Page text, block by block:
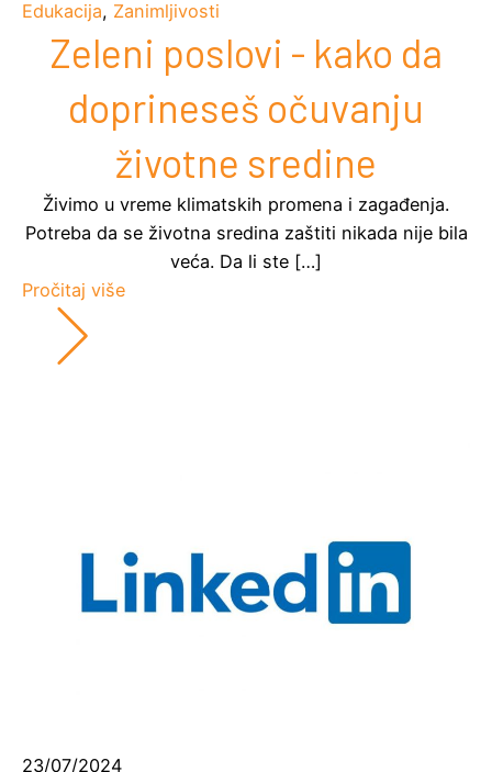
Edukacija, Zanimljivosti
Zeleni poslovi - kako da
doprineseš očuvanju
životne sredine
Živimo u vreme klimatskih promena i zagađenja.
Potreba da se životna sredina zaštiti nikada nije bila
veća. Da li ste […]
Pročitaj više
23/07/2024